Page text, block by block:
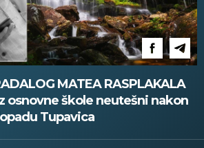
MATEA RASPLAKALA
osnovne škole neutešni nakon
Tupavica